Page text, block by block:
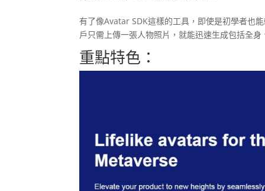
有了像Avatar SDK這樣的工具，即使是初學者也
戶只需上傳一張人物照片，就能迅速生成包括全
重點特色：